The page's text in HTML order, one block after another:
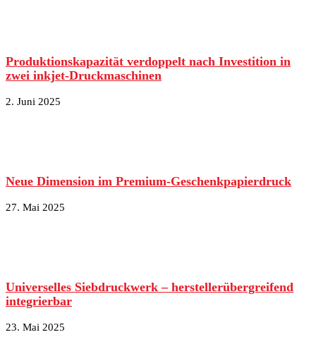
Produktionskapazität verdoppelt nach Investition in
zwei inkjet-Druckmaschinen
2. Juni 2025
Neue Dimension im Premium-Geschenkpapierdruck
27. Mai 2025
Universelles Siebdruckwerk – herstellerübergreifend
integrierbar
23. Mai 2025